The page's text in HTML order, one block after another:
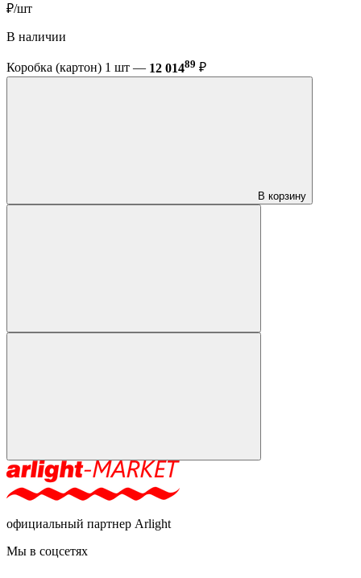
₽/шт
В наличии
Коробка (картон) 1 шт — 12 01489 ₽
В корзину
официальный партнер Arlight
Мы в соцсетях